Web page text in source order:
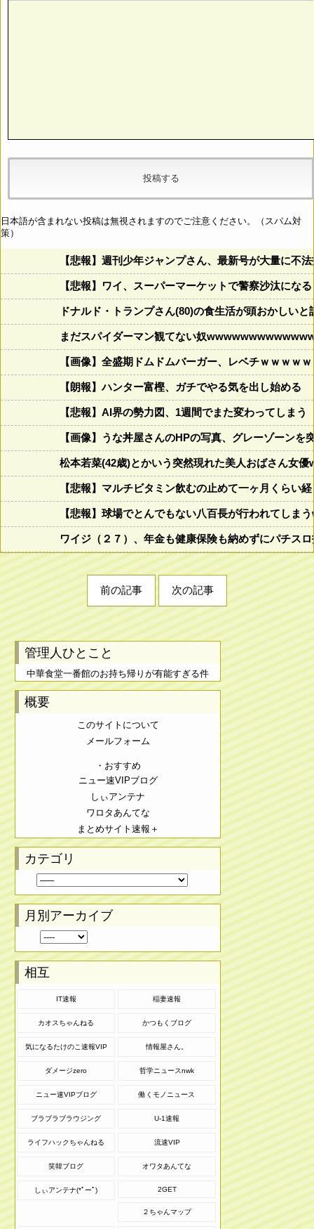
日本語が含まれない投稿は無視されますのでご注意ください。（スパム対
策）
【悲報】週刊少年ジャンプさん、最新号が大量に不
【悲報】ワイ、スーパーマーケットで警察沙汰にな
ドナルド・トランプさん(80)の食生活が頭おかしい
まだスパイダーマン観てない奴
【画像】全盛期ドムドムバーガー、レベチｗｗｗｗ
【朗報】ハンター富樫、ガチでやる気を出し始める
【悲報】AI界の勢力図、1週間でまた変わってしまう
【画像】うな丼屋さんのHPの写真、グレーゾーンを
松本若菜(42歳)とかいう突然現れた美人おばさん女優
【悲報】マルチビタミン飲むの止めて一ヶ月くらい
【悲報】球場でとんでもない八百長が行われてし
ワイジ（２７）、年金も健康保険も納めずにパチス
前の記事 次の記事
管理人ひとこと
中華食堂一番館のお持ち帰りが有能すぎる件
概要
このサイトについて
メールフォーム
・おすすめ
ニュー速VIPブログ
しぃアンテナ
ワロタあんてな
まとめサイト速報＋
カテゴリ
月別アーカイブ
相互
IT速報 稲妻速報
カオスちゃんねる かつもくブログ
気になるたけのこ速報VIP 情報屋さん。
ダメージzero 哲学ニュースnwk
ニュー速VIPブログ 働くモノニュース
ブラブラブラウジング U-1速報
ライフハックちゃんねる 流速VIP
笑韓ブログ オワタあんてな
しぃアンテナ(*ﾟーﾟ) 2GET
２ちゃんマップ